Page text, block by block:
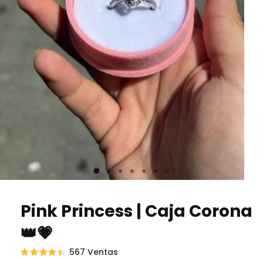
Pink Princess | Caja Corona
👑💗
567 Ventas